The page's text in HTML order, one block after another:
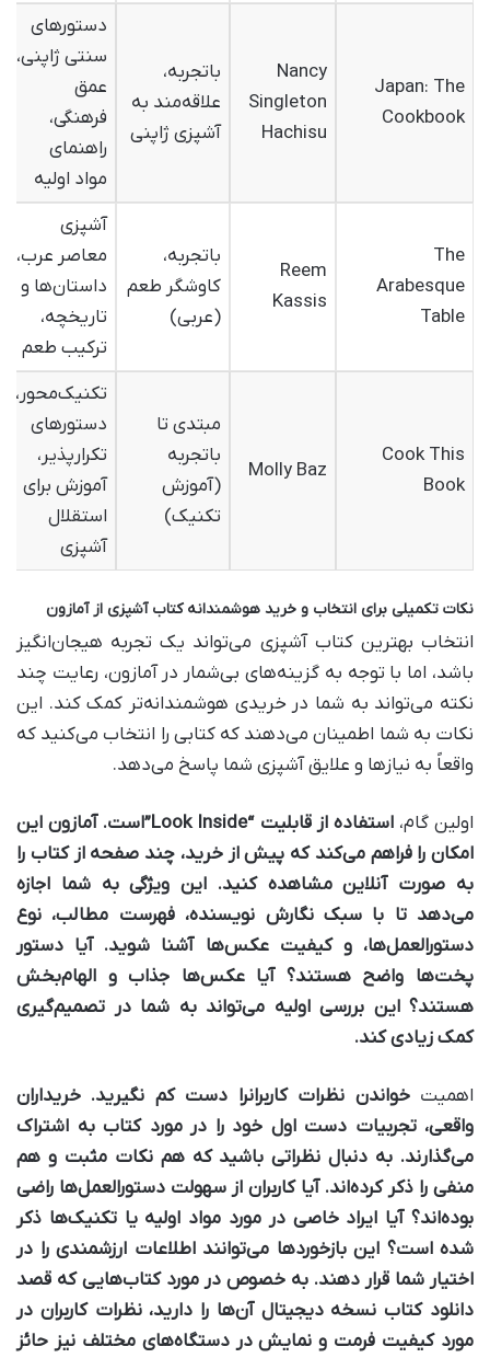
Japan: The
Cookbook
Nancy
Singleton
Hachisu
باتجربه،
علاقه‌مند به
آشپزی ژاپنی
دستورهای
سنتی ژاپنی،
عمق
فرهنگی،
راهنمای
مواد اولیه
The
Arabesque
Table
Reem
Kassis
باتجربه،
کاوشگر طعم
(عربی)
آشپزی
معاصر عرب،
داستان‌ها و
تاریخچه،
ترکیب طعم
Cook This
Book
Molly Baz
مبتدی تا
باتجربه
(آموزش
تکنیک)
تکنیک‌محور،
دستورهای
تکرارپذیر،
آموزش برای
استقلال
آشپزی
نکات تکمیلی برای انتخاب و خرید هوشمندانه کتاب آشپزی از آمازون
انتخاب بهترین کتاب آشپزی می‌تواند یک تجربه هیجان‌انگیز
باشد، اما با توجه به گزینه‌های بی‌شمار در آمازون، رعایت چند
نکته می‌تواند به شما در خریدی هوشمندانه‌تر کمک کند. این
نکات به شما اطمینان می‌دهند که کتابی را انتخاب می‌کنید که
واقعاً به نیازها و علایق آشپزی شما پاسخ می‌دهد.
اولین گام،استفاده از قابلیت “Look Inside”
است. آمازون این
امکان را فراهم می‌کند که پیش از خرید، چند صفحه از کتاب را
به صورت آنلاین مشاهده کنید. این ویژگی به شما اجازه
می‌دهد تا با سبک نگارش نویسنده، فهرست مطالب، نوع
دستورالعمل‌ها، و کیفیت عکس‌ها آشنا شوید. آیا دستور
پخت‌ها واضح هستند؟ آیا عکس‌ها جذاب و الهام‌بخش
هستند؟ این بررسی اولیه می‌تواند به شما در تصمیم‌گیری
کمک زیادی کند.
اهمیتخواندن نظرات کاربرانرا دست کم نگیرید. خریداران
واقعی، تجربیات دست اول خود را در مورد کتاب به اشتراک
می‌گذارند. به دنبال نظراتی باشید که هم نکات مثبت و هم
منفی را ذکر کرده‌اند. آیا کاربران از سهولت دستورالعمل‌ها راضی
بوده‌اند؟ آیا ایراد خاصی در مورد مواد اولیه یا تکنیک‌ها ذکر
شده است؟ این بازخوردها می‌توانند اطلاعات ارزشمندی را در
اختیار شما قرار دهند. به خصوص در مورد کتاب‌هایی که قصد
دانلود کتاب نسخه دیجیتال آن‌ها را دارید، نظرات کاربران در
مورد کیفیت فرمت و نمایش در دستگاه‌های مختلف نیز حائز